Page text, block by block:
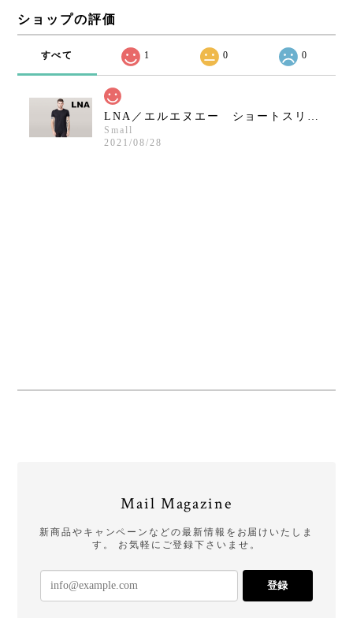
ショップの評価
すべて 1 0 0
LNA／エルエヌエー ショートスリーブクルーネックシャツ／ブラック
Small
2021/08/28
Mail Magazine
新商品やキャンペーンなどの最新情報をお届けいたしま
す。 お気軽にご登録下さいませ。
登録